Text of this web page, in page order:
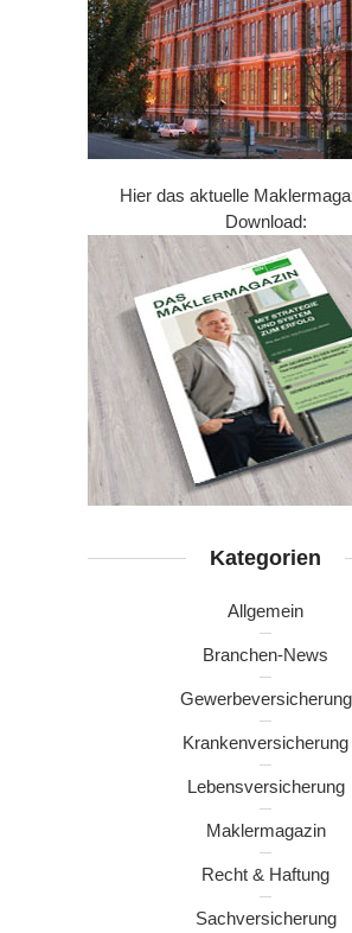
Hier das aktuelle
Download:
Kategorien
Allgemein
Branchen-News
Gewerbeversicherung
Krankenversicherung
Lebensversicherung
Maklermagazin
Recht & Haftung
Sachversicherung